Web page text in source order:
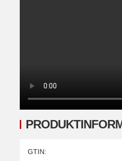
Produkteigenschaft
Wert
GTIN: